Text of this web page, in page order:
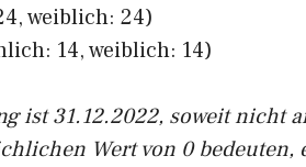
weiblich: 24)
14, weiblich: 14)
ist 31.12.2022, soweit nicht
Wert von 0 bedeuten,